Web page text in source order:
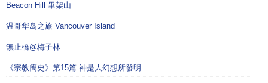
Beacon Hill 畢架山
温哥华岛之旅 Vancouver Island
無止橋@梅子林
《宗教簡史》第15篇 神是人幻想所發明